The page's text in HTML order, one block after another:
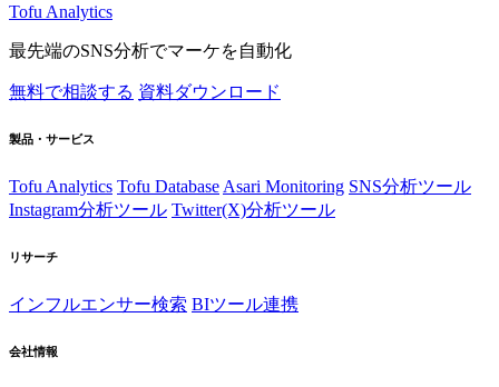
Tofu Analytics
最先端のSNS分析でマーケを自動化
無料で相談する 資料ダウンロード
製品・サービス
Tofu Analytics Tofu Database Asari Monitoring SNS分析ツール
Instagram分析ツール Twitter(X)分析ツール
リサーチ
インフルエンサー検索 BIツール連携
会社情報